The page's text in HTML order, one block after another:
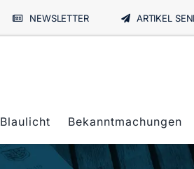
NEWSLETTER ARTIKEL
Blaulicht Bekanntmachungen